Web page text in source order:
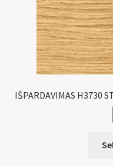
IŠPARDAVIMAS H3730